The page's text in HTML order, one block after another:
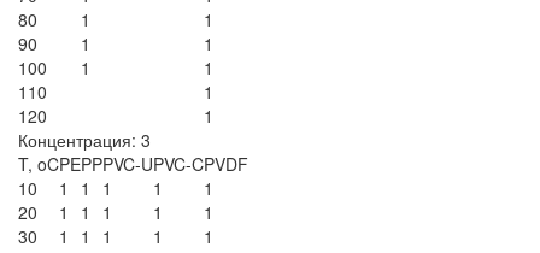
80
1
1
90
1
1
100
1
1
110
1
120
1
Концентрация: 3
T, oCPEPPPVC-UPVC-CPVDF
10
1 1 1 1
1
20
1 1 1 1
1
30
1 1 1 1
1